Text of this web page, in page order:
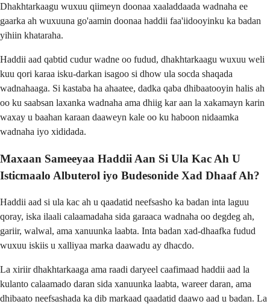
Dhakhtarkaagu wuxuu qiimeyn doonaa xaaladdaada wadnaha ee
gaarka ah wuxuuna go'aamin doonaa haddii faa'iidooyinku ka badan
yihiin khataraha.
Haddii aad qabtid cudur wadne oo fudud, dhakhtarkaagu wuxuu weli
kuu qori karaa isku-darkan isagoo si dhow ula socda shaqada
wadnahaaga. Si kastaba ha ahaatee, dadka qaba dhibaatooyin halis ah
oo ku saabsan laxanka wadnaha ama dhiig kar aan la xakamayn karin
waxay u baahan karaan daaweyn kale oo ku haboon nidaamka
wadnaha iyo xididada.
Maxaan Sameeyaa Haddii Aan Si Ula Kac Ah U
Isticmaalo Albuterol iyo Budesonide Xad Dhaaf Ah?
Haddii aad si ula kac ah u qaadatid neefsasho ka badan inta laguu
qoray, iska ilaali calaamadaha sida garaaca wadnaha oo degdeg ah,
gariir, walwal, ama xanuunka laabta. Inta badan xad-dhaafka fudud
wuxuu iskiis u xalliyaa marka daawadu ay dhacdo.
La xiriir dhakhtarkaaga ama raadi daryeel caafimaad haddii aad la
kulanto calaamado daran sida xanuunka laabta, wareer daran, ama
dhibaato neefsashada ka dib markaad qaadatid daawo aad u badan. La